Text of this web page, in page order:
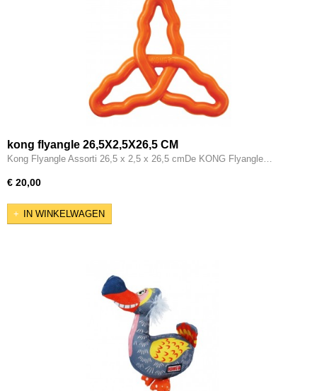
kong flyangle 26,5X2,5X26,5 CM
Kong Flyangle Assorti 26,5 x 2,5 x 26,5 cmDe KONG Flyangle…
€ 20,00
IN WINKELWAGEN